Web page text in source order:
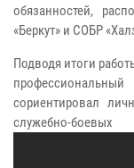
обязанностей,
«Беркут» и СОБР
Подводя итоги
сориентировал